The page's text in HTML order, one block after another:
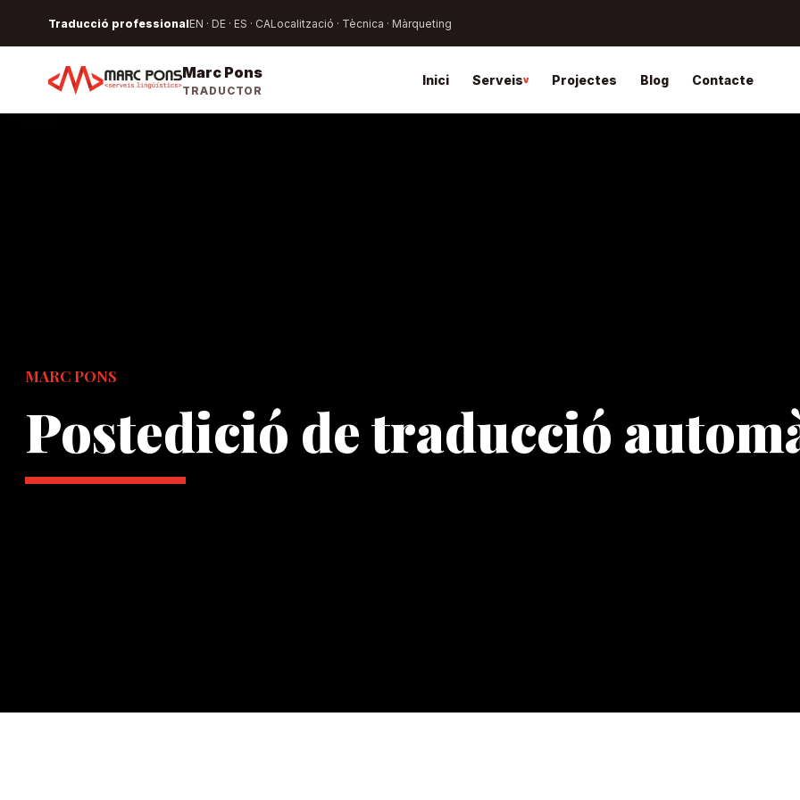
Traducció professionalEN · DE · ES · CALocalització · Tècnica · Màrqueting
Marc Pons
TRADUCTOR
Inici Serveis Projectes Blog Contacte
MARC PONS
Postedició de traducció